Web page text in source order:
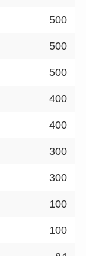
500
500
500
400
400
300
300
100
100